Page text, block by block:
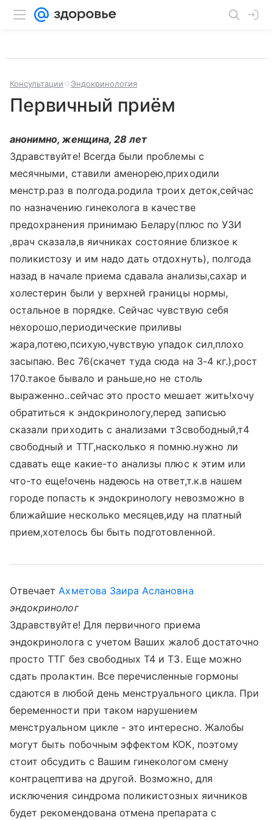
Консультации Эндокринология
Первичный приём
анонимно, женщина, 28 лет
Здравствуйте! Всегда были проблемы с
месячными, ставили аменорею,приходили
менстр.раз в полгода.родила троих деток,сейчас
по назначению гинеколога в качестве
предохранения принимаю Белару(плюс по УЗИ
,врач сказала,в яичниках состояние близкое к
поликистозу и им надо дать отдохнуть), полгода
назад в начале приема сдавала анализы,сахар и
холестерин были у верхней границы нормы,
остальное в порядке. Сейчас чувствую себя
нехорошо,периодические приливы
жара,потею,психую,чувствую упадок сил,плохо
засыпаю. Вес 76(скачет туда сюда на 3-4 кг.),рост
170.такое бывало и раньше,но не столь
выраженно..сейчас это просто мешает жить!хочу
обратиться к эндокринологу,перед записью
сказали приходить с анализами т3свободный,т4
свободный и ТТГ,насколько я помню.нужно ли
сдавать еще какие-то анализы плюс к этим или
что-то еще!очень надеюсь на ответ,т.к.в нашем
городе попасть к эндокринологу невозможно в
ближайшие несколько месяцев,иду на платный
прием,хотелось бы быть подготовленной.
ОтвечаетАхметова Заира Аслановна
эндокринолог
Здравствуйте! Для первичного приема
эндокринолога с учетом Ваших жалоб достаточно
просто ТТГ без свободных Т4 и Т3. Еще можно
сдать пролактин. Все перечисленные гормоны
сдаются в любой день менструального цикла. При
беременности при таком нарушением
менструальном цикле - это интересно. Жалобы
могут быть побочным эффектом КОК, поэтому
стоит обсудить с Вашим гинекологом смену
контрацептива на другой. Возможно, для
исключения синдрома поликистозных яичников
будет рекомендована отмена препарата с